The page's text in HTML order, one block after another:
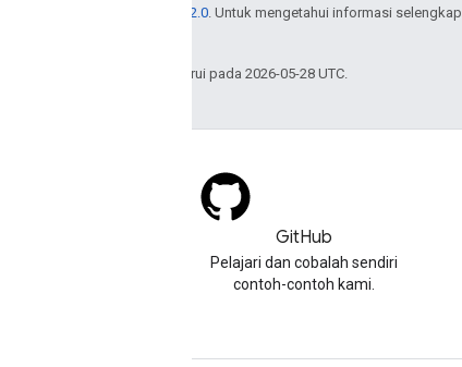
Lisensi Apache 2.0 . Untuk mengetahui informasi
Terakhir diperbarui pada 2026-05-28 UTC.
GitHub
Pelajari dan cobalah sendiri
contoh-contoh kami.